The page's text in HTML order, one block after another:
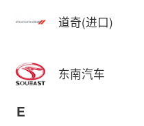
道奇(进口)
东南汽车
E